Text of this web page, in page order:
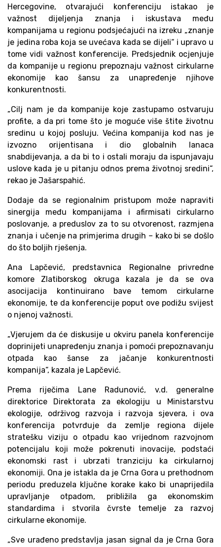
Hercegovine, otvarajući konferenciju istakao je
važnost dijeljenja znanja i iskustava među
kompanijama u regionu podsjećajući na izreku „znanje
je jedina roba koja se uvećava kada se dijeli“ i upravo u
tome vidi važnost konferencije. Predsjednik ocjenjuje
da kompanije u regionu prepoznaju važnost cirkularne
ekonomije kao šansu za unapređenje njihove
konkurentnosti.
„Cilj nam je da kompanije koje zastupamo ostvaruju
profite, a da pri tome što je moguće više štite životnu
sredinu u kojoj posluju. Većina kompanija kod nas je
izvozno orijentisana i dio globalnih lanaca
snabdijevanja, a da bi to i ostali moraju da ispunjavaju
uslove kada je u pitanju odnos prema životnoj sredini“,
rekao je Jašarspahić.
Dodaje da se regionalnim pristupom može napraviti
sinergija među kompanijama i afirmisati cirkularno
poslovanje, a preduslov za to su otvorenost, razmjena
znanja i učenje na primjerima drugih – kako bi se došlo
do što boljih rješenja.
Ana Lapčević, predstavnica Regionalne privredne
komore Zlatiborskog okruga kazala je da se ova
asocijacija kontinuirano bave temom cirkularne
ekonomije, te da konferencije poput ove podižu svijest
o njenoj važnosti.
„Vjerujem da će diskusije u okviru panela konferencije
doprinijeti unapređenju znanja i pomoći prepoznavanju
otpada kao šanse za jačanje konkurentnosti
kompanija“, kazala je Lapčević.
Prema riječima Lane Radunović, v.d. generalne
direktorice Direktorata za ekologiju u Ministarstvu
ekologije, održivog razvoja i razvoja sjevera, i ova
konferencija potvrđuje da zemlje regiona dijele
stratešku viziju o otpadu kao vrijednom razvojnom
potencijalu koji može pokrenuti inovacije, podstaći
ekonomski rast i ubrzati tranziciju ka cirkularnoj
ekonomiji. Ona je istakla da je Crna Gora u prethodnom
periodu preduzela ključne korake kako bi unaprijedila
upravljanje otpadom, približila ga ekonomskim
standardima i stvorila čvrste temelje za razvoj
cirkularne ekonomije.
„Sve urađeno predstavlja jasan signal da je Crna Gora